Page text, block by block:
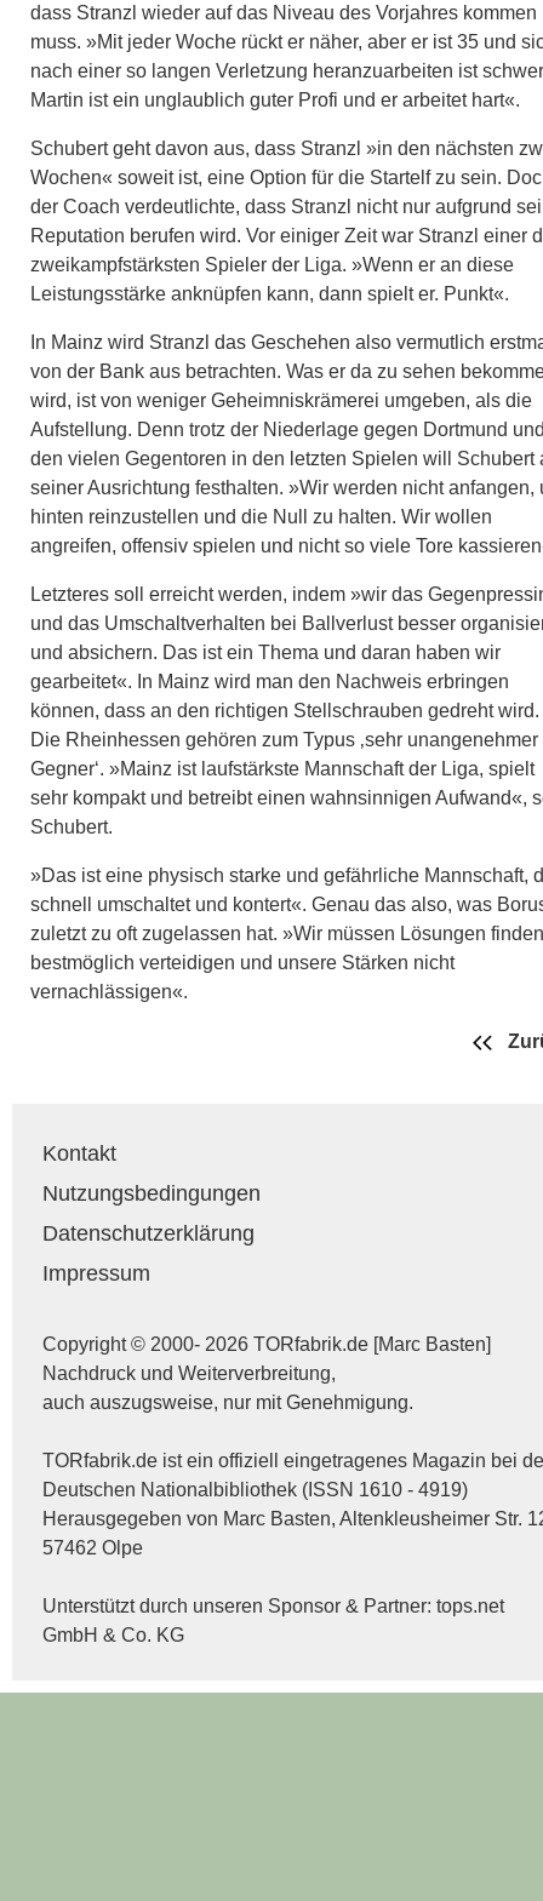
dass Stranzl wieder auf das Niveau des Vorjahres kommen
muss. »Mit jeder Woche rückt er näher, aber er ist 35 und
nach einer so langen Verletzung heranzuarbeiten ist
Martin ist ein unglaublich guter Profi und er arbeitet hart«.
Schubert geht davon aus, dass Stranzl »in den nächsten
Wochen« soweit ist, eine Option für die Startelf zu sein.
der Coach verdeutlichte, dass Stranzl nicht nur aufgrund
Reputation berufen wird. Vor einiger Zeit war Stranzl einer
zweikampfstärksten Spieler der Liga. »Wenn er an diese
Leistungsstärke anknüpfen kann, dann spielt er. Punkt«.
In Mainz wird Stranzl das Geschehen also vermutlich
von der Bank aus betrachten. Was er da zu sehen
wird, ist von weniger Geheimniskrämerei umgeben, als die
Aufstellung. Denn trotz der Niederlage gegen Dortmund
den vielen Gegentoren in den letzten Spielen will Schubert
seiner Ausrichtung festhalten. »Wir werden nicht anfangen,
hinten reinzustellen und die Null zu halten. Wir wollen
angreifen, offensiv spielen und nicht so viele Tore
Letzteres soll erreicht werden, indem »wir das
und das Umschaltverhalten bei Ballverlust besser
und absichern. Das ist ein Thema und daran haben wir
gearbeitet«. In Mainz wird man den Nachweis erbringen
können, dass an den richtigen Stellschrauben gedreht wird.
Die Rheinhessen gehören zum Typus ‚sehr unangenehmer
Gegner‘. »Mainz ist laufstärkste Mannschaft der Liga, spielt
sehr kompakt und betreibt einen wahnsinnigen Aufwand«,
Schubert.
»Das ist eine physisch starke und gefährliche Mannschaft,
schnell umschaltet und kontert«. Genau das also, was
zuletzt zu oft zugelassen hat. »Wir müssen Lösungen
bestmöglich verteidigen und unsere Stärken nicht
vernachlässigen«.
Kontakt
Nutzungsbedingungen
Datenschutzerklärung
Impressum
Copyright © 2000- 2026 TORfabrik.de [Marc Basten]
Nachdruck und Weiterverbreitung,
auch auszugsweise, nur mit Genehmigung.
TORfabrik.de ist ein offiziell eingetragenes Magazin bei
Deutschen Nationalbibliothek (ISSN 1610 - 4919)
Herausgegeben von Marc Basten, Altenkleusheimer Str.
57462 Olpe
Unterstützt durch unseren Sponsor & Partner: tops.net
GmbH & Co. KG